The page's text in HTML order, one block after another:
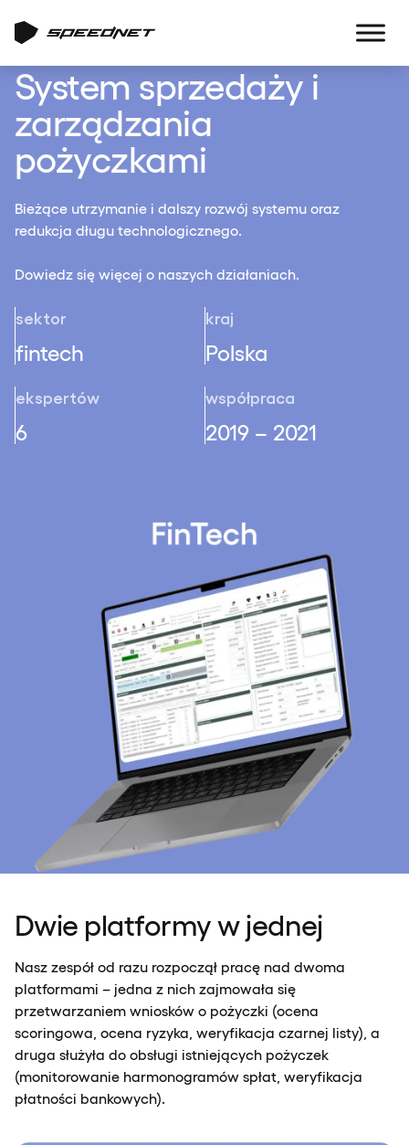
System sprzedaży i
zarządzania
pożyczkami
Bieżące utrzymanie i dalszy rozwój systemu oraz
redukcja długu technologicznego.
Dowiedz się więcej o naszych działaniach.
sektor
fintech
kraj
Polska
ekspertów
6
współpraca
2019 – 2021
Dwie platformy w jednej
Nasz zespół od razu rozpoczął pracę nad dwoma
platformami – jedna z nich zajmowała się
przetwarzaniem wniosków o pożyczki (ocena
scoringowa, ocena ryzyka, weryfikacja czarnej listy), a
druga służyła do obsługi istniejących pożyczek
(monitorowanie harmonogramów spłat, weryfikacja
płatności bankowych).